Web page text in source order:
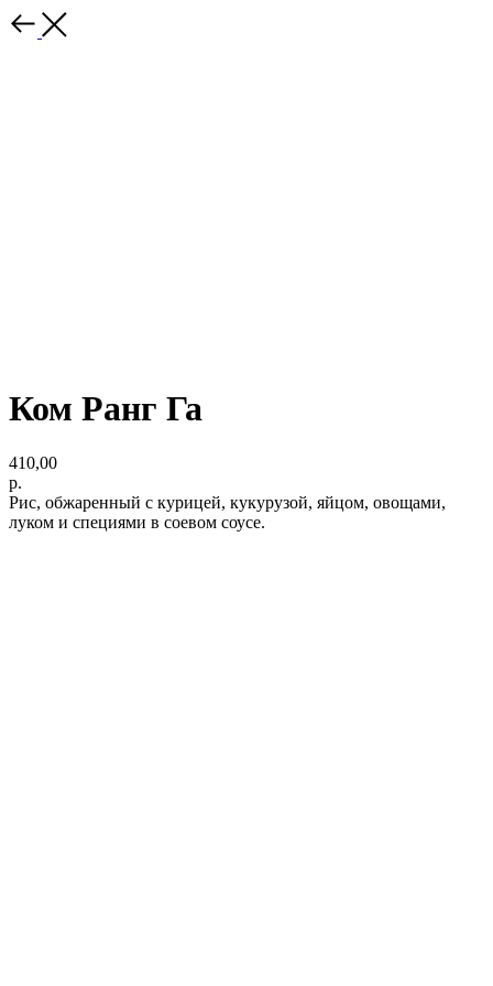
Ком Ранг Га
410,00
р.
Рис, обжаренный с курицей, кукурузой, яйцом, овощами,
луком и специями в соевом соусе.